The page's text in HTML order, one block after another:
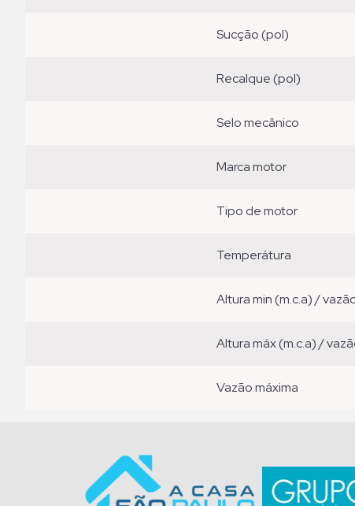
sucção (pol)
recalque (pol)
selo mecânico
marca motor
tipo de motor
temperátura
altura min (m.c.a) /
altura máx (m.c.a) /
vazão máxima